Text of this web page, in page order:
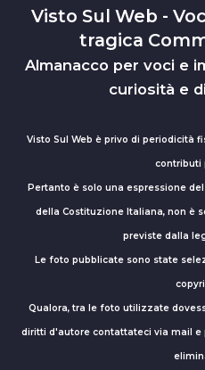
Visto Sul Web -
tragica
Almanacco per voci e
curiosità e
Visto Sul Web è privo di periodicità
contributi
Pertanto è solo una espressione
della Costituzione Italiana, non è
previste dalla
Le foto pubblicate sono state
Qualora, tra le foto utilizzate
diritti d'autore contattateci via mail